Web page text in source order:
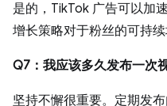
是的，TikTok 广告可以加
增长策略对于粉丝的可持续
Q7：我应该多久发布一次
坚持不懈很重要。定期发